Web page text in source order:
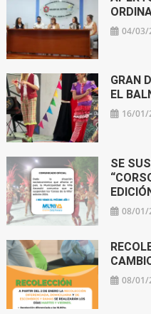
04/03/
GRAN
EL
16/01/
SE
08/01/
08/01/